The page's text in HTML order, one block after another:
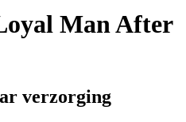
Man After
verzorging